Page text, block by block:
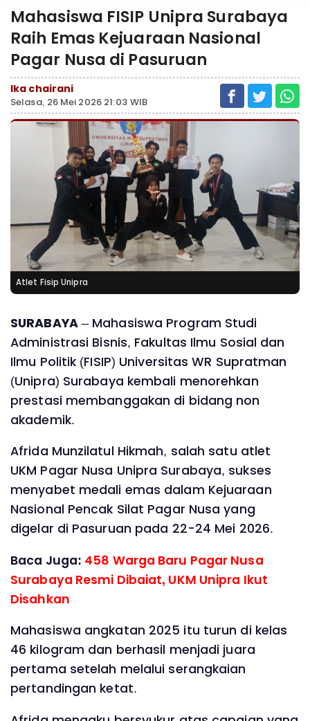
Mahasiswa FISIP Unipra Surabaya
Raih Emas Kejuaraan Nasional
Pagar Nusa di Pasuruan
Ika chairani
Selasa, 26 Mei 2026 21:03 WIB
Atlet Fisip Unipra
SURABAYA– Mahasiswa Program Studi
Administrasi Bisnis, Fakultas Ilmu Sosial dan
Ilmu Politik (FISIP) Universitas WR Supratman
(Unipra) Surabaya kembali menorehkan
prestasi membanggakan di bidang non
akademik.
Afrida Munzilatul Hikmah, salah satu atlet
UKM Pagar Nusa Unipra Surabaya, sukses
menyabet medali emas dalam Kejuaraan
Nasional Pencak Silat Pagar Nusa yang
digelar di Pasuruan pada 22-24 Mei 2026.
Baca Juga: 458 Warga Baru Pagar Nusa
Surabaya Resmi Dibaiat, UKM Unipra Ikut
Disahkan ‎
Mahasiswa angkatan 2025 itu turun di kelas
46 kilogram dan berhasil menjadi juara
pertama setelah melalui serangkaian
pertandingan ketat.